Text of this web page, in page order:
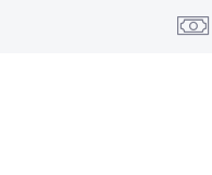
ochrany osobních údajů